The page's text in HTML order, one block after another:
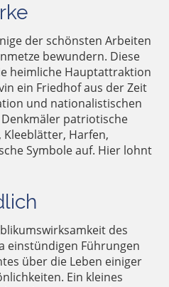
der schönsten Arbeiten
bewundern. Diese
heimliche Hauptattraktion
ein Friedhof aus der Zeit
und nationalistischen
Denkmäler patriotische
Kleeblätter, Harfen,
Symbole auf. Hier lohnt
des
einstündigen Führungen
über die Leben einiger
Ein kleines